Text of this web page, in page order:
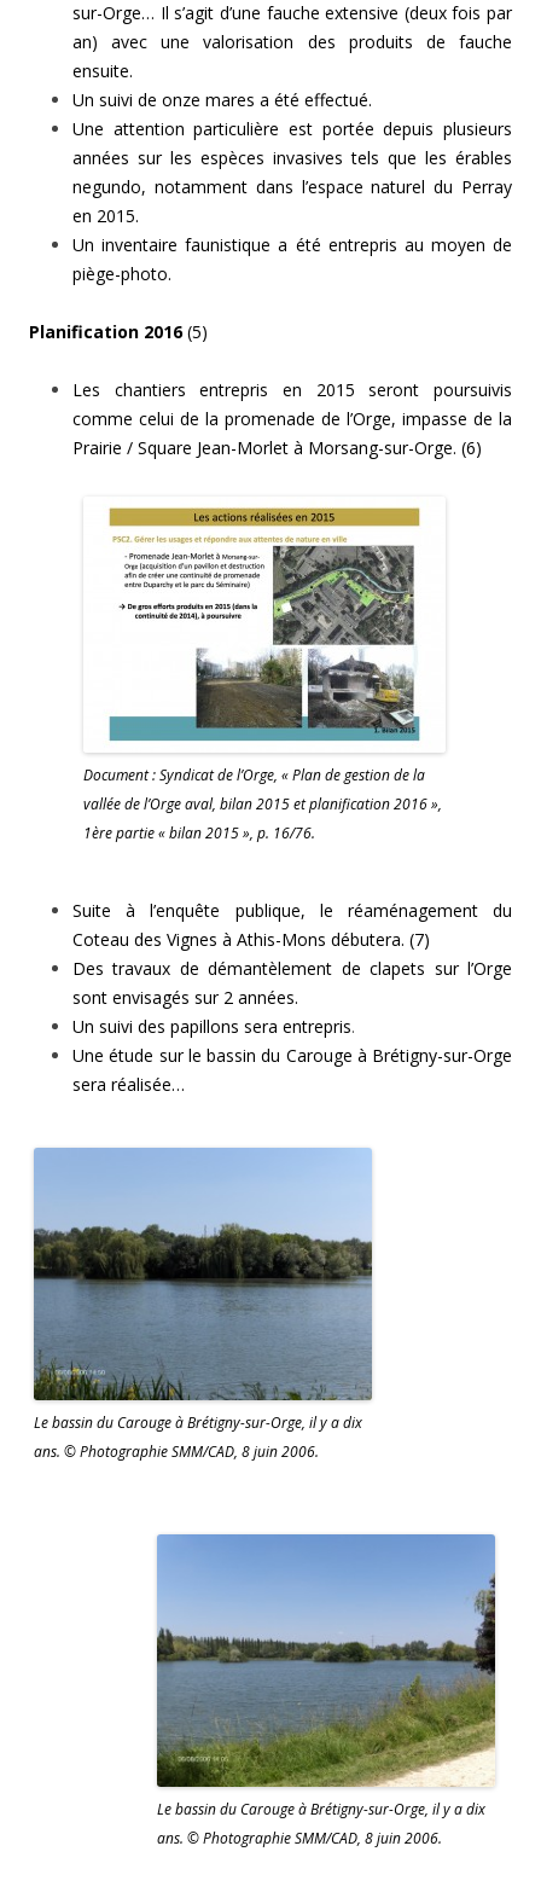
sur-Orge… Il s’agit d’une fauche extensive (deux fois par
an) avec une valorisation des produits de fauche
ensuite.
Un suivi de onze mares a été effectué.
Une attention particulière est portée depuis plusieurs
années sur les espèces invasives tels que les érables
negundo, notamment dans l’espace naturel du Perray
en 2015.
Un inventaire faunistique a été entrepris au moyen de
piège-photo.
Planification 2016(5)
Les chantiers entrepris en 2015 seront poursuivis
comme celui de la promenade de l’Orge, impasse de la
Prairie / Square Jean-Morlet à Morsang-sur-Orge. (6)
Document : Syndicat de l’Orge, « Plan de gestion de la
vallée de l’Orge aval, bilan 2015 et planification 2016 »,
1ère partie « bilan 2015 », p. 16/76.
Suite à l’enquête publique, le réaménagement du
Coteau des Vignes à Athis-Mons débutera. (7)
Des travaux de démantèlement de clapets sur l’Orge
sont envisagés sur 2 années.
Un suivi des papillons sera entrepris.
Une étude sur le bassin du Carouge à Brétigny-sur-Orge
sera réalisée…
Le bassin du Carouge à Brétigny-sur-Orge, il y a dix
ans. © Photographie SMM/CAD, 8 juin 2006.
Le bassin du Carouge à Brétigny-sur-Orge, il y a dix
ans. © Photographie SMM/CAD, 8 juin 2006.